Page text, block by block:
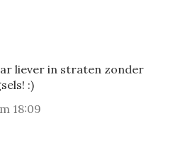
liever in straten zonder
:)
18:09